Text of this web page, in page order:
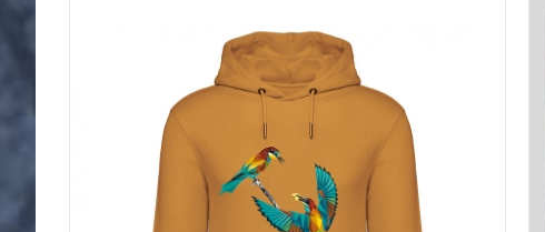
variantes.
Las
opciones
se
pueden
elegir
en
la
página